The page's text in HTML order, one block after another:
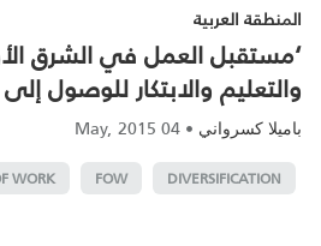
المنطقة العربية
‘مستقبل العمل في الشرق
والتعليم والابتكار للوصول
باميلا كسرواني •
04 May, 2015
DIVERSIFICATION
FOW
WORK